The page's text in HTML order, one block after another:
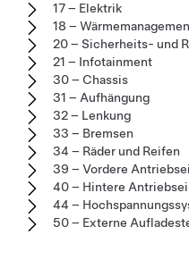
17 – Elektrik
18 –
20 – Sicherheits- und
21 – Infotainment
30 – Chassis
31 – Aufhängung
32 – Lenkung
33 – Bremsen
34 – Räder und Reifen
39 – Vordere
40 – Hintere
44 –
50 – Externe